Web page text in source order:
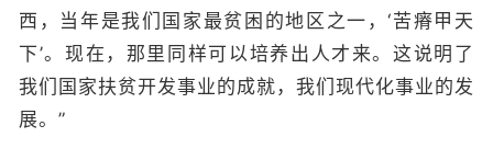
西，当年是我们国家最贫困的地区之一，‘苦瘠甲天
下’。现在，那里同样可以培养出人才来。这说明了
我们国家扶贫开发事业的成就，我们现代化事业的发
展。”